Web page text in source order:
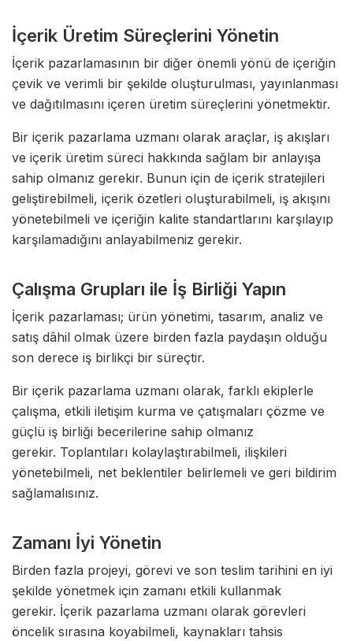
İçerik Üretim Süreçlerini Yönetin
İçerik pazarlamasının bir diğer önemli yönü de içeriğin
çevik ve verimli bir şekilde oluşturulması, yayınlanması
ve dağıtılmasını içeren üretim süreçlerini yönetmektir.
Bir içerik pazarlama uzmanı olarak araçlar, iş akışları
ve içerik üretim süreci hakkında sağlam bir anlayışa
sahip olmanız gerekir. Bunun için de içerik stratejileri
geliştirebilmeli, içerik özetleri oluşturabilmeli, iş akışını
yönetebilmeli ve içeriğin kalite standartlarını karşılayıp
karşılamadığını anlayabilmeniz gerekir.
Çalışma Grupları ile İş Birliği Yapın
İçerik pazarlaması; ürün yönetimi, tasarım, analiz ve
satış dâhil olmak üzere birden fazla paydaşın olduğu
son derece iş birlikçi bir süreçtir.
Bir içerik pazarlama uzmanı olarak, farklı ekiplerle
çalışma, etkili iletişim kurma ve çatışmaları çözme ve
güçlü iş birliği becerilerine sahip olmanız
gerekir. Toplantıları kolaylaştırabilmeli, ilişkileri
yönetebilmeli, net beklentiler belirlemeli ve geri bildirim
sağlamalısınız.
Zamanı İyi Yönetin
Birden fazla projeyi, görevi ve son teslim tarihini en iyi
şekilde yönetmek için zamanı etkili kullanmak
gerekir. İçerik pazarlama uzmanı olarak görevleri
öncelik sırasına koyabilmeli, kaynakları tahsis